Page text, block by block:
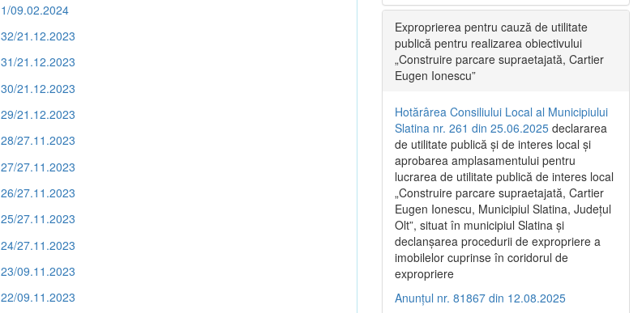
1/09.02.2024
32/21.12.2023
31/21.12.2023
30/21.12.2023
29/21.12.2023
28/27.11.2023
27/27.11.2023
26/27.11.2023
25/27.11.2023
24/27.11.2023
23/09.11.2023
22/09.11.2023
Exproprierea pentru cauză de utilitate
publică pentru realizarea obiectivului
„Construire parcare supraetajată, Cartier
Eugen Ionescu”
Hotărârea Consiliului Local al Municipiului
Slatina nr. 261 din 25.06.2025 declararea
de utilitate publică și de interes local și
aprobarea amplasamentului pentru
lucrarea de utilitate publică de interes local
„Construire parcare supraetajată, Cartier
Eugen Ionescu, Municipiul Slatina, Județul
Olt”, situat în municipiul Slatina și
declanșarea procedurii de expropriere a
imobilelor cuprinse în coridorul de
expropriere
Anunțul nr. 81867 din 12.08.2025